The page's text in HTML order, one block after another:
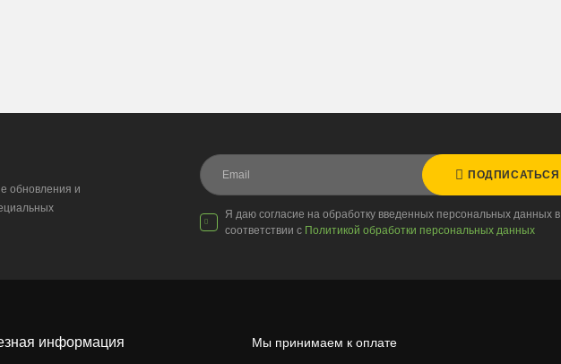
обновления и
ПОДПИСАТЬСЯ
Я даю согласие на обработку введенных персональных данных в
соответствии с Политикой обработки персональных данных
информация Мы принимаем к оплате